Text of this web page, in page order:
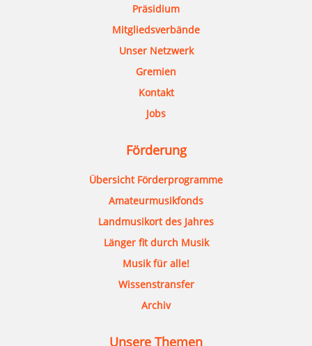
Präsidium
Mitgliedsverbände
Unser Netzwerk
Gremien
Kontakt
Jobs
Förderung
Übersicht Förderprogramme
Amateurmusikfonds
Landmusikort des Jahres
Länger fit durch Musik
Musik für alle!
Wissenstransfer
Archiv
Unsere Themen